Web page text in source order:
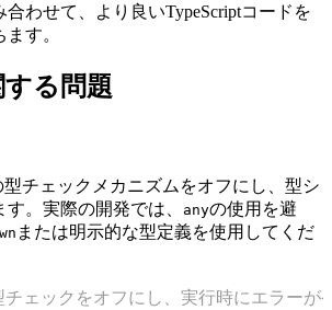
わせて、より良いTypeScriptコードを
す。
る問題
型チェックメカニズムをオフにし、型シ
。実際の開発では、
anyの使用を避
または明示的な型定義を使用してくだ
ェックをオフにし、実行時にエラーが